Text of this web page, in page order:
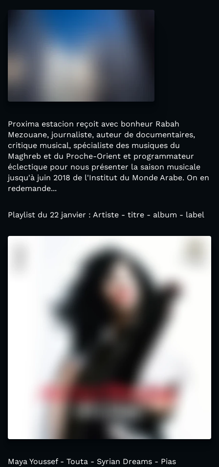
Proxima estacion reçoit avec bonheur Rabah
Mezouane, journaliste, auteur de documentaires,
critique musical, spécialiste des musiques du
Maghreb et du Proche-Orient et programmateur
éclectique pour nous présenter la saison musicale
jusqu'à juin 2018 de l'Institut du Monde Arabe. On en
redemande...
Playlist du 22 janvier : Artiste - titre - album - label
Maya Youssef - Touta - Syrian Dreams - Pias